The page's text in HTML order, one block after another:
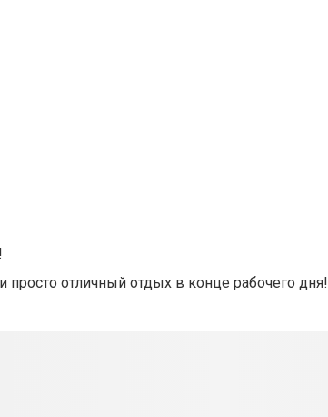
отличный отдых в конце рабочего дня!